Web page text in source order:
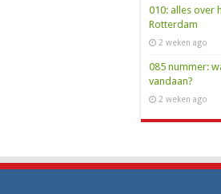
010: alles over
Rotterdam
2 weken ago
085 nummer:
vandaan?
2 weken ago